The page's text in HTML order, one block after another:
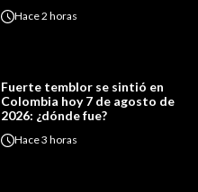
Hace2 horas
Fuerte temblor se sintió en
Colombia hoy 7 de agosto de
2026: ¿dónde fue?
Hace3 horas